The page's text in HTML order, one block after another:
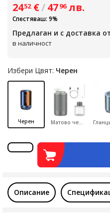
2452 €/4796 лв.
Спестяваш: 9%
Предлаган и с доставка
в наличност
Избери Цвят: Черен
Черен Матово черно
Описание